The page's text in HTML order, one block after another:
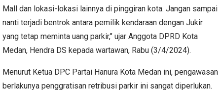
Mall dan lokasi-lokasi lainnya di pinggiran kota. Jangan sampai
nanti terjadi bentrok antara pemilik kendaraan dengan Jukir
yang tetap meminta uang parkir," ujar Anggota DPRD Kota
Medan, Hendra DS kepada wartawan, Rabu (3/4/2024).
Menurut Ketua DPC Partai Hanura Kota Medan ini, pengawasan
berlakunya penggratisan retribusi parkir ini sangat diperlukan.